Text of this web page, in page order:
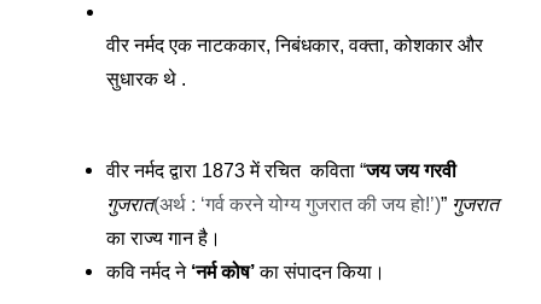
वीर नर्मद एक नाटककार, निबंधकार, वक्ता, कोशकार और
सुधारक थे .
वीर नर्मद द्वारा 1873 में रचित  कविता “
जय जय गरवी
गुजरात(अर्थ : ‘गर्व करने योग्य गुजरात की जय हो!’)” गुजरात
का राज्य गान है।
कवि नर्मद ने ‘नर्म कोष’ का संपादन किया।